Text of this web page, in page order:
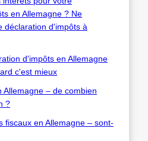
en Allemagne ? Ne
déclaration d'impôts à
d'impôts en Allemagne
c'est mieux
Allemagne – de combien
?
fiscaux en Allemagne – sont-